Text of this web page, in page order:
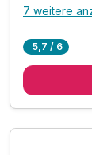
Alle
1 x
inkl.
7 weitere
5,7 / 6